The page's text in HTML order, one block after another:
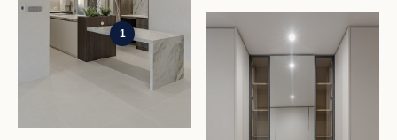
1